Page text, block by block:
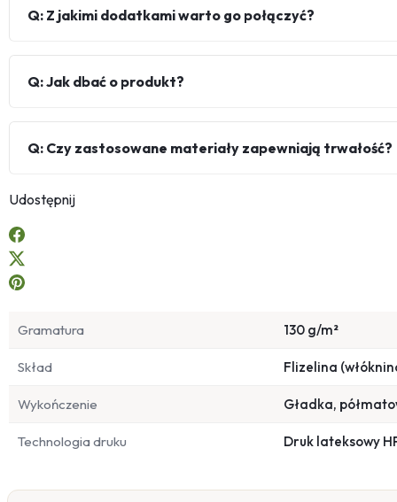
Q: Z jakimi dodatkami warto go połączyć?
Q: Jak dbać o produkt?
Q: Czy zastosowane materiały zapewniają trwałość?
Udostępnij
Gramatura 130 g/m²
Skład Flizelina
Wykończenie Gładka,
Technologia druku Druk lateksowy